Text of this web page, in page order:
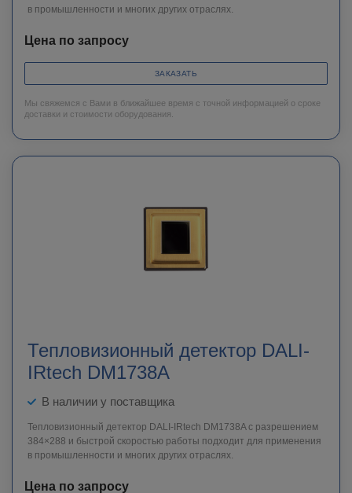
в промышленности и многих других отраслях.
Цена по запросу
ЗАКАЗАТЬ
Мы свяжемся с Вами в ближайшее время с точной информацией о сроке
доставки и стоимости оборудования.
Тепловизионный детектор DALI-
IRtech DM1738A
В наличии у поставщика
Тепловизионный детектор DALI-IRtech DM1738A c разрешением
384×288 и быстрой скоростью работы подходит для применения
в промышленности и многих других отраслях.
Цена по запросу